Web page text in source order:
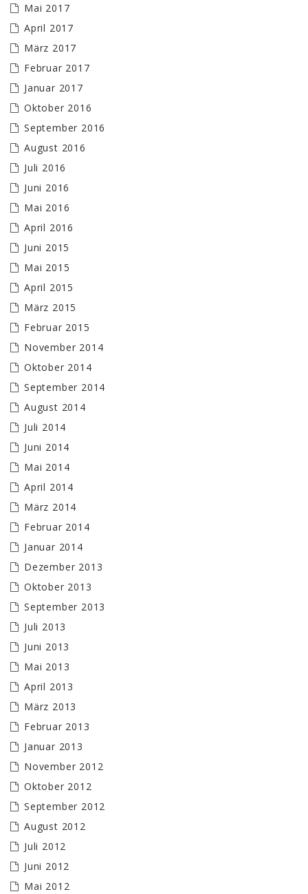
Mai 2017
April 2017
März 2017
Februar 2017
Januar 2017
Oktober 2016
September 2016
August 2016
Juli 2016
Juni 2016
Mai 2016
April 2016
Juni 2015
Mai 2015
April 2015
März 2015
Februar 2015
November 2014
Oktober 2014
September 2014
August 2014
Juli 2014
Juni 2014
Mai 2014
April 2014
März 2014
Februar 2014
Januar 2014
Dezember 2013
Oktober 2013
September 2013
Juli 2013
Juni 2013
Mai 2013
April 2013
März 2013
Februar 2013
Januar 2013
November 2012
Oktober 2012
September 2012
August 2012
Juli 2012
Juni 2012
Mai 2012